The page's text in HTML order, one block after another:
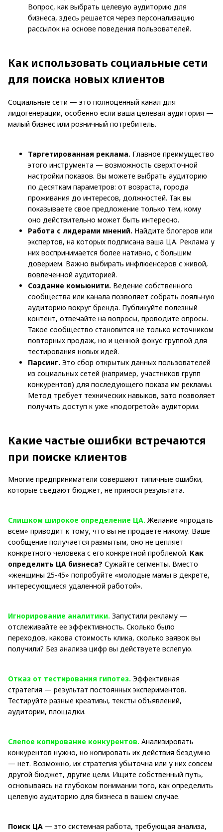
Вопрос, как выбрать целевую аудиторию для
бизнеса, здесь решается через персонализацию
рассылок на основе поведения пользователей.
Как использовать социальные сети
для поиска новых клиентов
Социальные сети — это полноценный канал для
лидогенерации, особенно если ваша целевая аудитория —
малый бизнес или розничный потребитель.
Таргетированная реклама. Главное преимущество
этого инструмента — возможность сверхточной
настройки показов. Вы можете выбрать аудиторию
по десяткам параметров: от возраста, города
проживания до интересов, должностей. Так вы
показываете свое предложение только тем, кому
оно действительно может быть интересно.
Работа с лидерами мнений. Найдите блогеров или
экспертов, на которых подписана ваша ЦА. Реклама у
них воспринимается более нативно, с большим
доверием. Важно выбирать инфлюенсеров с живой,
вовлеченной аудиторией.
Создание комьюнити. Ведение собственного
сообщества или канала позволяет собрать лояльную
аудиторию вокруг бренда. Публикуйте полезный
контент, отвечайте на вопросы, проводите опросы.
Такое сообщество становится не только источником
повторных продаж, но и ценной фокус-группой для
тестирования новых идей.
Парсинг. Это сбор открытых данных пользователей
из социальных сетей (например, участников групп
конкурентов) для последующего показа им рекламы.
Метод требует технических навыков, зато позволяет
получить доступ к уже «подогретой» аудитории.
Какие частые ошибки встречаются
при поиске клиентов
Многие предприниматели совершают типичные ошибки,
которые съедают бюджет, не принося результата.
Слишком широкое определение ЦА. Желание «продать
всем» приводит к тому, что вы не продаете никому. Ваше
сообщение получается размытым, оно не цепляет
конкретного человека с его конкретной проблемой. Как
определить ЦА бизнеса? Сужайте сегменты. Вместо
«женщины 25-45» попробуйте «молодые мамы в декрете,
интересующиеся удаленной работой».
Игнорирование аналитики. Запустили рекламу —
отслеживайте ее эффективность. Сколько было
переходов, какова стоимость клика, сколько заявок вы
получили? Без анализа цифр вы действуете вслепую.
Отказ от тестирования гипотез. Эффективная
стратегия — результат постоянных экспериментов.
Тестируйте разные креативы, тексты объявлений,
аудитории, площадки.
Слепое копирование конкурентов. Анализировать
конкурентов нужно, но копировать их действия бездумно
— нет. Возможно, их стратегия убыточна или у них совсем
другой бюджет, другие цели. Ищите собственный путь,
основываясь на глубоком понимании того, как определить
целевую аудиторию для бизнеса в вашем случае.
Поиск ЦА — это системная работа, требующая анализа,